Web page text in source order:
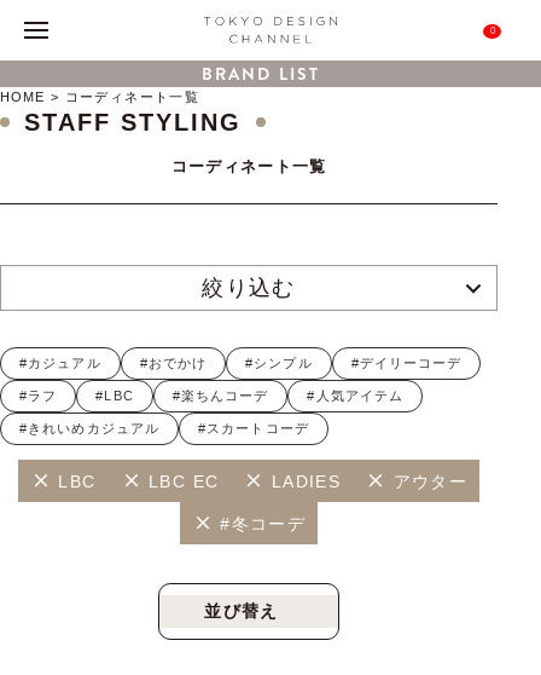
0
BRAND LIST
HOME コーディネート一覧
STAFF STYLING
コーディネート一覧
絞り込む
#カジュアル #おでかけ #シンプル #デイリーコーデ
#ラフ #LBC #楽ちんコーデ #人気アイテム
#きれいめカジュアル #スカートコーデ
LBC LBC EC LADIES アウター
#冬コーデ
並び替え